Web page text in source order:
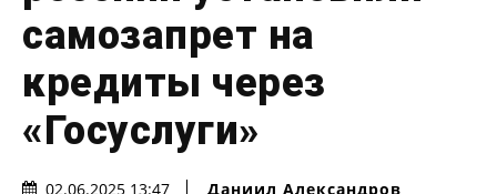
самозапрет на
кредиты через
«Госуслуги»
02.06.2025 13:47 Даниил Александров